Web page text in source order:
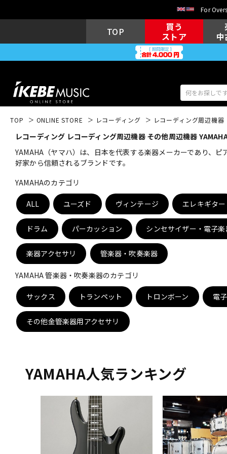
For
TOP
買う
ストア
エレキギター アコギ/エレ
アコ
キーボード 電子ピアノ
DJ機器 DTM
中古 ヴィンテージ
TOP ONLINE STORE レコーディング レコーディング周辺機器
レコーディング レコーディング周辺機器 その他周辺機器
YAMAHA（ヤマハ）は、日本を代表する楽器メーカーであり、
好家から信頼されるブランドです。
YAMAHAのカテゴリ
ALL ユーズド ヴィンテージ エレキギター
ドラム パーカッション シンセサイザー・電子
楽器アクセサリ 管楽器・吹奏楽器
YAMAHA 管楽器・吹奏楽器のカテゴリ
サックス トランペット トロンボーン 電
その他金管楽器用アクセサリ
YAMAHA人気ランキング